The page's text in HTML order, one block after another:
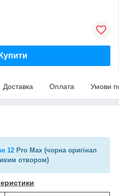
Купити
Доставка Оплата Умови
12Pro Max (чорна оригінал
отвором)